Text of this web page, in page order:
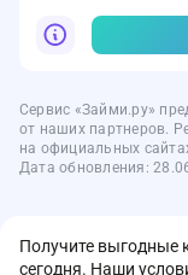
Сервис «Займи.ру»
от наших партнеров.
на официальных
Дата обновления:
Получите выгодные
сегодня. Наши